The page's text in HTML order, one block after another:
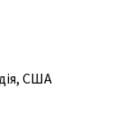
США